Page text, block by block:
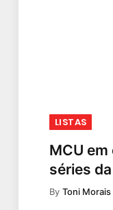
LISTAS
MCU
séries
By Toni Morais